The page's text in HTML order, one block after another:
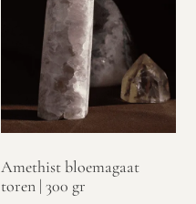
Amethist bloemagaat
toren | 300 gr